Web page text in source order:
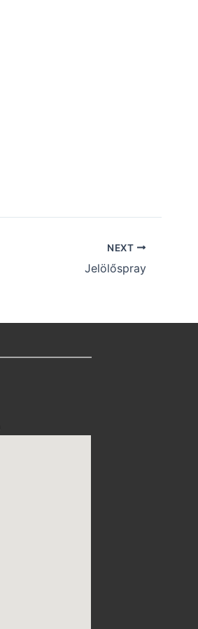
NEXT
Jelölőspray